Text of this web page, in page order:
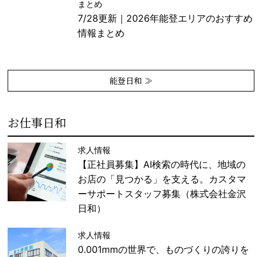
まとめ
7/28更新｜2026年能登エリアのおすすめ
情報まとめ
能登日和 ≫
お仕事日和
求人情報
【正社員募集】AI検索の時代に、地域の
お店の「見つかる」を支える。カスタマ
ーサポートスタッフ募集（株式会社金沢
日和）
求人情報
0.001mmの世界で、ものづくりの誇りを